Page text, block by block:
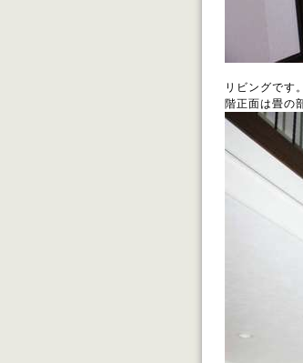
リビングです
階正面は畳の